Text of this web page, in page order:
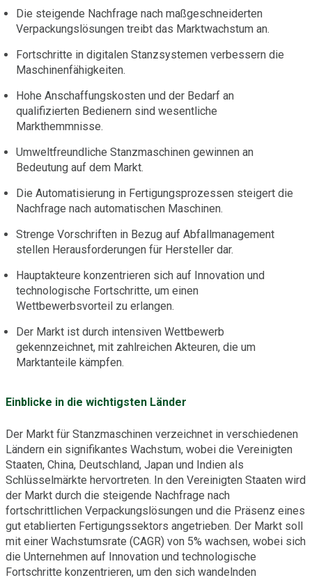
Die steigende Nachfrage nach maßgeschneiderten
Verpackungslösungen treibt das Marktwachstum an.
Fortschritte in digitalen Stanzsystemen verbessern die
Maschinenfähigkeiten.
Hohe Anschaffungskosten und der Bedarf an
qualifizierten Bedienern sind wesentliche
Markthemmnisse.
Umweltfreundliche Stanzmaschinen gewinnen an
Bedeutung auf dem Markt.
Die Automatisierung in Fertigungsprozessen steigert die
Nachfrage nach automatischen Maschinen.
Strenge Vorschriften in Bezug auf Abfallmanagement
stellen Herausforderungen für Hersteller dar.
Hauptakteure konzentrieren sich auf Innovation und
technologische Fortschritte, um einen
Wettbewerbsvorteil zu erlangen.
Der Markt ist durch intensiven Wettbewerb
gekennzeichnet, mit zahlreichen Akteuren, die um
Marktanteile kämpfen.
Einblicke in die wichtigsten Länder
Der Markt für Stanzmaschinen verzeichnet in verschiedenen
Ländern ein signifikantes Wachstum, wobei die Vereinigten
Staaten, China, Deutschland, Japan und Indien als
Schlüsselmärkte hervortreten. In den Vereinigten Staaten wird
der Markt durch die steigende Nachfrage nach
fortschrittlichen Verpackungslösungen und die Präsenz eines
gut etablierten Fertigungssektors angetrieben. Der Markt soll
mit einer Wachstumsrate (CAGR) von 5% wachsen, wobei sich
die Unternehmen auf Innovation und technologische
Fortschritte konzentrieren, um den sich wandelnden